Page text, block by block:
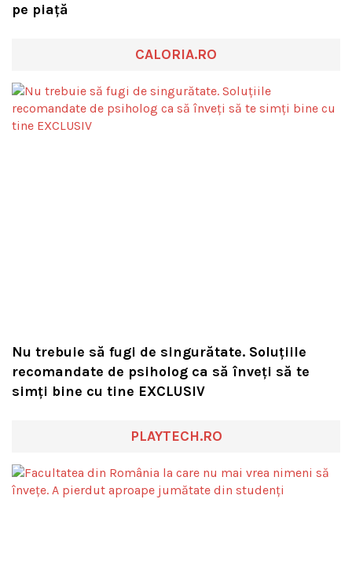
pe piață
CALORIA.RO
Nu trebuie să fugi de singurătate. Soluțiile
recomandate de psiholog ca să înveți să te
simți bine cu tine EXCLUSIV
PLAYTECH.RO